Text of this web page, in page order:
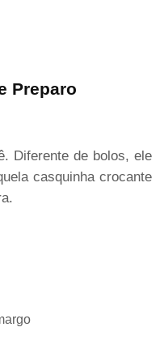
Preparo
Diferente de bolos, ele
casquinha crocante